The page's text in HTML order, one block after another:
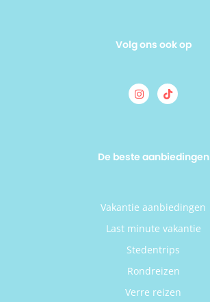
Volg ons ook op
De beste aanbiedingen
Vakantie aanbiedingen
Last minute vakantie
Stedentrips
Rondreizen
Verre reizen